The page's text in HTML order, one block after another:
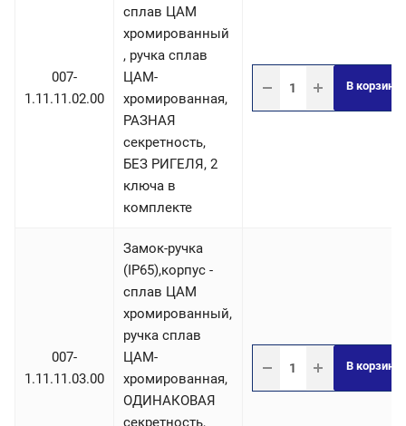
007-
1.11.11.02.00
сплав ЦАМ
хромированный
, ручка сплав
ЦАМ-
хромированная,
РАЗНАЯ
секретность,
БЕЗ РИГЕЛЯ, 2
ключа в
комплекте
В корзину
007-
1.11.11.03.00
Замок-ручка
(IP65),корпус -
сплав ЦАМ
хромированный,
ручка сплав
ЦАМ-
хромированная,
ОДИНАКОВАЯ
секретность,
В корзину